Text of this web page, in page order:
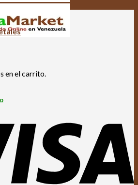
en el carrito.